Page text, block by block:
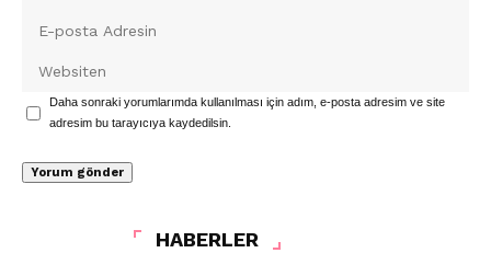
Daha sonraki yorumlarımda kullanılması için adım, e-posta adresim ve site
adresim bu tarayıcıya kaydedilsin.
HABERLER